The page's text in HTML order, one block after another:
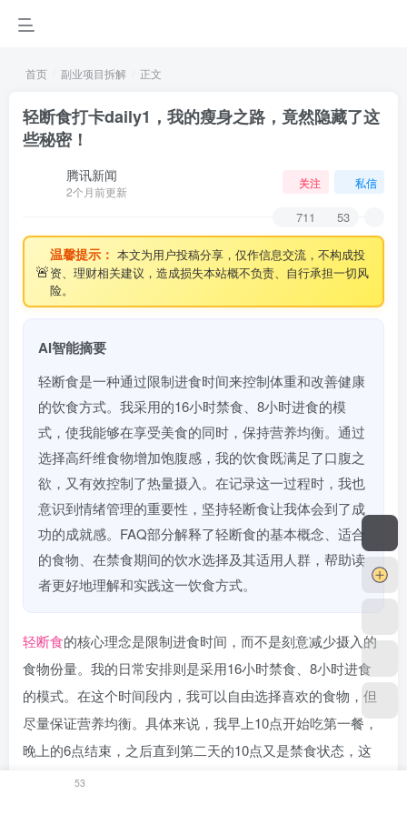
首页 副业项目拆解 正文
轻断食打卡daily1，我的瘦身之路，竟然隐藏了这
些秘密！
腾讯新闻
2个月前更新
关注 私信
711 53
🚨
温馨提示： 本文为用户投稿分享，仅作信息交流，不构成投
资、理财相关建议，造成损失本站概不负责、自行承担一切风
险。
AI智能摘要
轻断食是一种通过限制进食时间来控制体重和改善健康
的饮食方式。我采用的16小时禁食、8小时进食的模
式，使我能够在享受美食的同时，保持营养均衡。通过
选择高纤维食物增加饱腹感，我的饮食既满足了口腹之
欲，又有效控制了热量摄入。在记录这一过程时，我也
意识到情绪管理的重要性，坚持轻断食让我体会到了成
功的成就感。FAQ部分解释了轻断食的基本概念、适合
的食物、在禁食期间的饮水选择及其适用人群，帮助读
者更好地理解和实践这一饮食方式。
轻断食的核心理念是限制进食时间，而不是刻意减少摄入的
食物份量。我的日常安排则是采用16小时禁食、8小时进食
的模式。在这个时间段内，我可以自由选择喜欢的食物，但
尽量保证营养均衡。具体来说，我早上10点开始吃第一餐，
晚上的6点结束，之后直到第二天的10点又是禁食状态，这
样不仅能够让我避免不必要的热量摄入，也让我有足够的时
53